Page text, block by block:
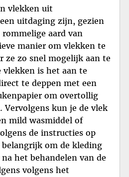
vlekken uit
uitdaging zijn, gezien
rommelige aard van
manier om vlekken te
ze zo snel mogelijk aan te
vlekken is het aan te
te deppen met een
om overtollig
Vervolgens kun je de vlek
mild wasmiddel of
de instructies op
om de kleding
het behandelen van de
volgens het